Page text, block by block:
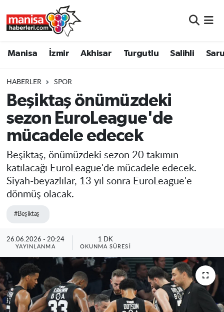
Manisa İzmir Akhisar Turgutlu Salihli
HABERLER SPOR
Beşiktaş önümüzdeki
sezon EuroLeague'de
mücadele edecek
Beşiktaş, önümüzdeki sezon 20 takımın
katılacağı EuroLeague'de mücadele edecek.
Siyah-beyazlılar, 13 yıl sonra EuroLeague'e
dönmüş olacak.
#Beşiktaş
26.06.2026 - 20:24
YAYINLANMA
1 DK
OKUNMA SÜRESI
Turgutlu
Salihli
Saruhanlı
Soma
Resmi İlanlar
Manisa Nöbetçi Eczaneler
Manisa Trafik Yoğunluk Haritası
Süper Lig Puan Durumu ve Fikstür
Tüm Manşetler
Son Dakika Haberleri
Haber Arşivi